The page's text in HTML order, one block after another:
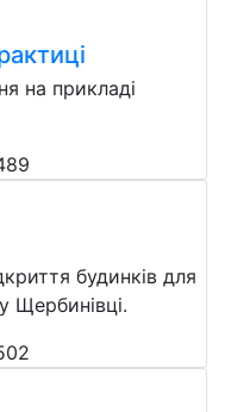
на прикладі
будинків для
Щербинівці.